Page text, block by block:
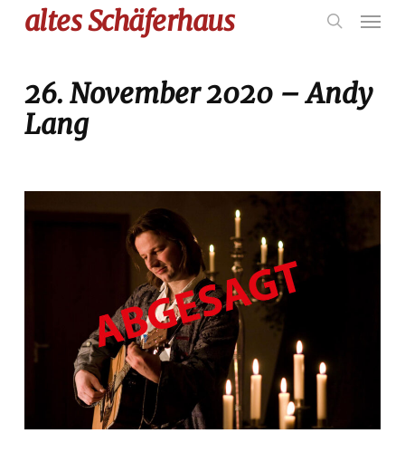
content
altes Schäferhaus
26. November 2020 – Andy
Lang